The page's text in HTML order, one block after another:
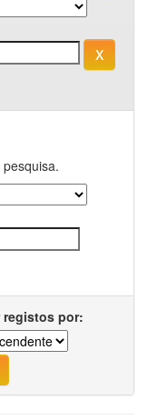
registos por: